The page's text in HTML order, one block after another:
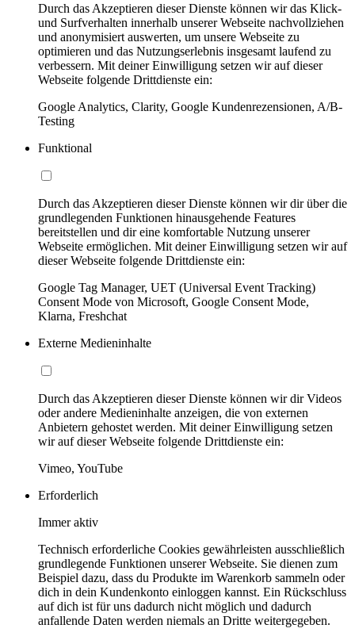
Durch das Akzeptieren dieser Dienste können wir das Klick-
und Surfverhalten innerhalb unserer Webseite nachvollziehen
und anonymisiert auswerten, um unsere Webseite zu
optimieren und das Nutzungserlebnis insgesamt laufend zu
verbessern. Mit deiner Einwilligung setzen wir auf dieser
Webseite folgende Drittdienste ein:
Google Analytics, Clarity, Google Kundenrezensionen, A/B-
Testing
Funktional
Durch das Akzeptieren dieser Dienste können wir dir über die
grundlegenden Funktionen hinausgehende Features
bereitstellen und dir eine komfortable Nutzung unserer
Webseite ermöglichen. Mit deiner Einwilligung setzen wir auf
dieser Webseite folgende Drittdienste ein:
Google Tag Manager, UET (Universal Event Tracking)
Consent Mode von Microsoft, Google Consent Mode,
Klarna, Freshchat
Externe Medieninhalte
Durch das Akzeptieren dieser Dienste können wir dir Videos
oder andere Medieninhalte anzeigen, die von externen
Anbietern gehostet werden. Mit deiner Einwilligung setzen
wir auf dieser Webseite folgende Drittdienste ein:
Vimeo, YouTube
Erforderlich
Immer aktiv
Technisch erforderliche Cookies gewährleisten ausschließlich
grundlegende Funktionen unserer Webseite. Sie dienen zum
Beispiel dazu, dass du Produkte im Warenkorb sammeln oder
dich in dein Kundenkonto einloggen kannst. Ein Rückschluss
auf dich ist für uns dadurch nicht möglich und dadurch
anfallende Daten werden niemals an Dritte weitergegeben.